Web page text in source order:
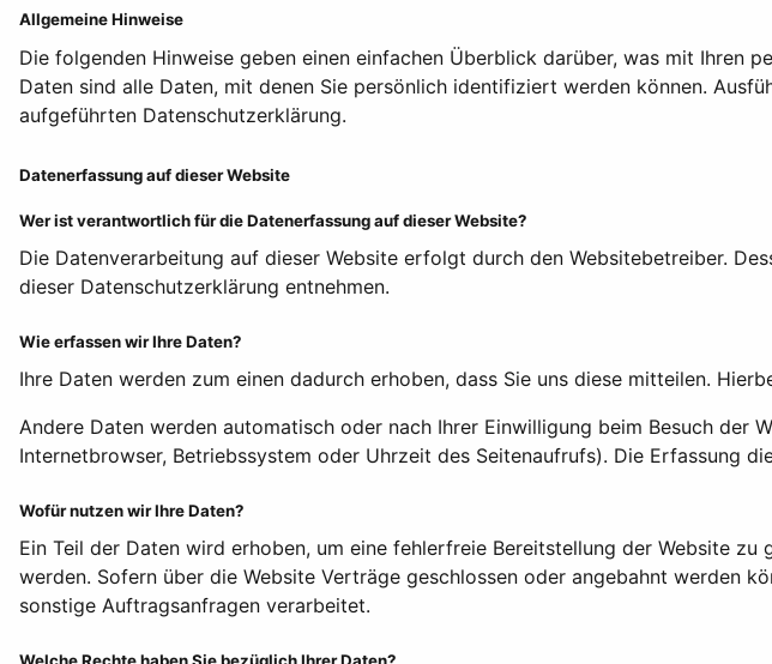
Allgemeine Hinweise
Die folgenden Hinweise geben einen einfachen Überblick darüber, was mit Ihren
Daten sind alle Daten, mit denen Sie persönlich identifiziert werden können.
aufgeführten Datenschutzerklärung.
Datenerfassung auf dieser Website
Wer ist verantwortlich für die Datenerfassung auf dieser Website?
Die Datenverarbeitung auf dieser Website erfolgt durch den Websitebetreiber.
dieser Datenschutzerklärung entnehmen.
Wie erfassen wir Ihre Daten?
Ihre Daten werden zum einen dadurch erhoben, dass Sie uns diese mitteilen.
Andere Daten werden automatisch oder nach Ihrer Einwilligung beim Besuch der
Internetbrowser, Betriebssystem oder Uhrzeit des Seitenaufrufs). Die Erfassung
Wofür nutzen wir Ihre Daten?
Ein Teil der Daten wird erhoben, um eine fehlerfreie Bereitstellung der Website
werden. Sofern über die Website Verträge geschlossen oder angebahnt werden
sonstige Auftragsanfragen verarbeitet.